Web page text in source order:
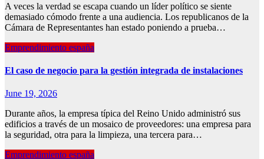
A veces la verdad se escapa cuando un líder político se siente
demasiado cómodo frente a una audiencia. Los republicanos de la
Cámara de Representantes han estado poniendo a prueba…
Emprendimiento españa
El caso de negocio para la gestión integrada de instalaciones
June 19, 2026
Durante años, la empresa típica del Reino Unido administró sus
edificios a través de un mosaico de proveedores: una empresa para
la seguridad, otra para la limpieza, una tercera para…
Emprendimiento españa